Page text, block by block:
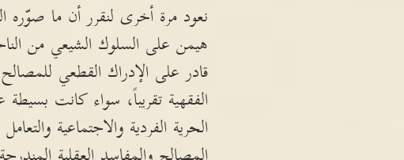
نعود مرة أخرى لنقرر أن ما صوّره
هيمن على السلوك الشيعي من
قادر على الإدراك القطعي
الفقهية تقريباً، سواء كانت
الحرية الفردية والاجتماعية